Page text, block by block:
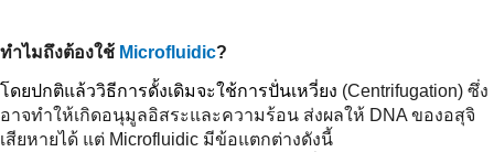
ทำไมถึงต้องใช้ Microfluidic?
โดยปกติแล้ววิธีการดั้งเดิมจะใช้การปั่นเหวี่ยง (Centrifugation) ซึ่ง
อาจทำให้เกิดอนุมูลอิสระและความร้อน ส่งผลให้ DNA ของอสุจิ
เสียหายได้ แต่ Microfluidic มีข้อแตกต่างดังนี้